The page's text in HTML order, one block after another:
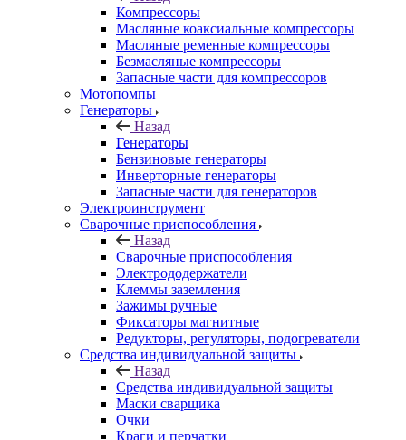
Компрессоры
Масляные коаксиальные компрессоры
Масляные ременные компрессоры
Безмасляные компрессоры
Запасные части для компрессоров
Мотопомпы
Генераторы
Назад
Генераторы
Бензиновые генераторы
Инверторные генераторы
Запасные части для генераторов
Электроинструмент
Сварочные приспособления
Назад
Сварочные приспособления
Электрододержатели
Клеммы заземления
Зажимы ручные
Фиксаторы магнитные
Редукторы, регуляторы, подогреватели
Средства индивидуальной защиты
Назад
Средства индивидуальной защиты
Маски сварщика
Очки
Краги и перчатки